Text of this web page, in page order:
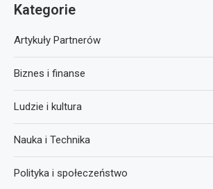
Kategorie
Artykuły Partnerów
Biznes i finanse
Ludzie i kultura
Nauka i Technika
Polityka i społeczeństwo